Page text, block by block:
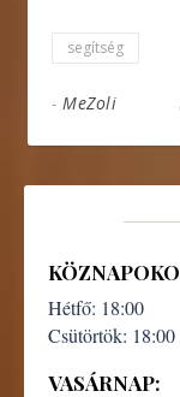
segítség
- MeZoli
Hétfő: 18:00
Csütörtök: 18:00
VASÁRNAP: